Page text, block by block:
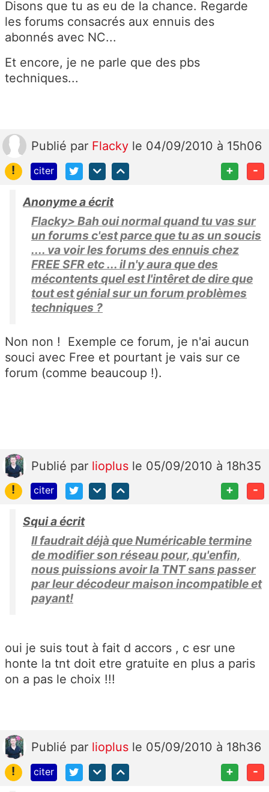
Disons que tu as eu de la chance. Regarde
les forums consacrés aux ennuis des
abonnés avec NC...
Et encore, je ne parle que des pbs
techniques...
Publié par Flacky le 04/09/2010 à 15h06
!
citer + -
Anonyme a écrit
Flacky> Bah oui normal quand tu vas sur
un forums c'est parce que tu as un soucis
.... va voir les forums des ennuis chez
FREE SFR etc ... il n'y aura que des
mécontents quel est l'intêret de dire que
tout est génial sur un forum problèmes
techniques ?
Non non ! Exemple ce forum, je n'ai aucun
souci avec Free et pourtant je vais sur ce
forum (comme beaucoup !).
Publié par lioplus le 05/09/2010 à 18h35
!
citer + -
Squi a écrit
Il faudrait déjà que Numéricable termine
de modifier son réseau pour, qu'enfin,
nous puissions avoir la TNT sans passer
par leur décodeur maison incompatible et
payant!
oui je suis tout à fait d accors , c esr une
honte la tnt doit etre gratuite en plus a paris
on a pas le choix !!!
Publié par lioplus le 05/09/2010 à 18h36
!
citer + -